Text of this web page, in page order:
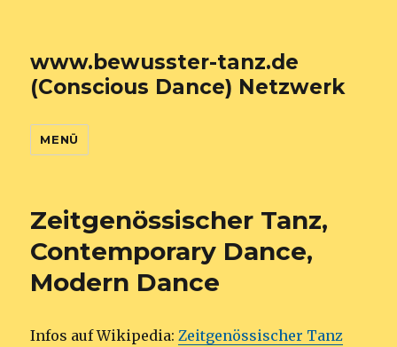
www.bewusster-tanz.de
(Conscious Dance) Netzwerk
MENÜ
Zeitgenössischer Tanz,
Contemporary Dance,
Modern Dance
Infos auf Wikipedia:Zeitgenössischer Tanz